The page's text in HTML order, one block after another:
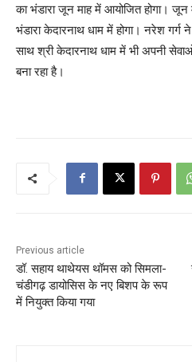
का भंडारा जून माह में आयोजित होगा। जून
भंडारा केदारनाथ धाम में होगा। नरेश
साथ श्री केदारनाथ धाम में भी अपनी
बना रहा है।
Previous article
डॉ. सहाय थाथेयस थॉमस को सिमला-
चंडीगढ़ डायोसिस के नए बिशप के रूप
में नियुक्त किया गया